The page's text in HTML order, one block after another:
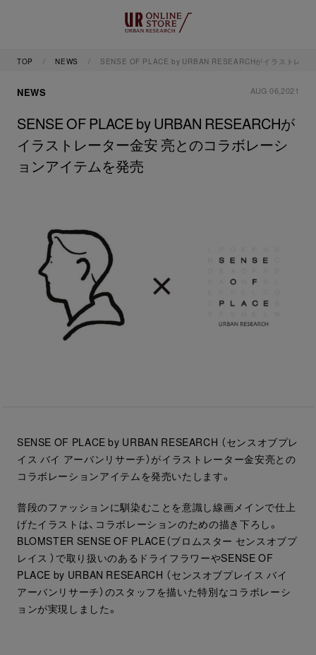
TOP NEWS SENSE OF PLACE by URBAN RESEARCHがイラストレー
NEWS AUG 06,2021
SENSE OF PLACE by URBAN RESEARCHが
イラストレーター金安 亮とのコラボレーシ
ョンアイテムを発売
SENSE OF PLACE by URBAN RESEARCH （センスオブプレ
イス バイ アーバンリサーチ）がイラストレーター金安亮との
コラボレーションアイテムを発売いたします。
普段のファッションに馴染むことを意識し線画メインで仕上
げたイラストは、コラボレーションのための描き下ろし。
BLOMSTER SENSE OF PLACE（ブロムスター センスオブプ
レイス ）で取り扱いのあるドライフラワーやSENSE OF
PLACE by URBAN RESEARCH （センスオブプレイス バイ
アーバンリサーチ）のスタッフを描いた特別なコラボレーシ
ョンが実現しました。